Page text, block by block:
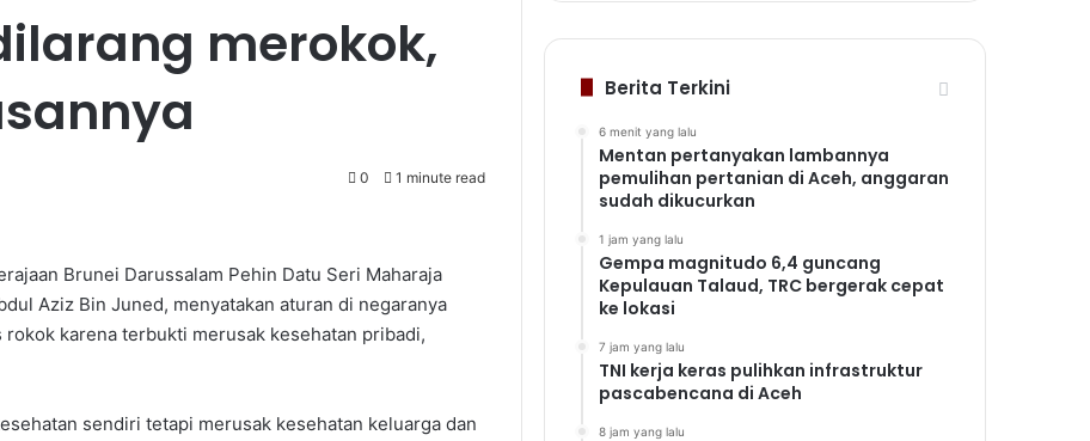
merokok,
0 1 minute read
Brunei Darussalam Pehin Datu Seri Maharaja
Aziz Bin Juned, menyatakan aturan di negaranya
karena terbukti merusak kesehatan pribadi,
sendiri tetapi merusak kesehatan keluarga dan
Berita Terkini
6 menit yang lalu
Mentan pertanyakan lambannya
pemulihan pertanian di Aceh, anggaran
sudah dikucurkan
1 jam yang lalu
Gempa magnitudo 6,4 guncang
Kepulauan Talaud, TRC bergerak cepat
ke lokasi
7 jam yang lalu
TNI kerja keras pulihkan infrastruktur
pascabencana di Aceh
8 jam yang lalu